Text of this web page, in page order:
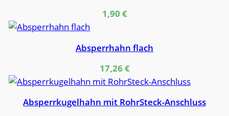
1,90 €
Absperrhahn flach
17,26 €
Absperrkugelhahn mit RohrSteck-Anschluss